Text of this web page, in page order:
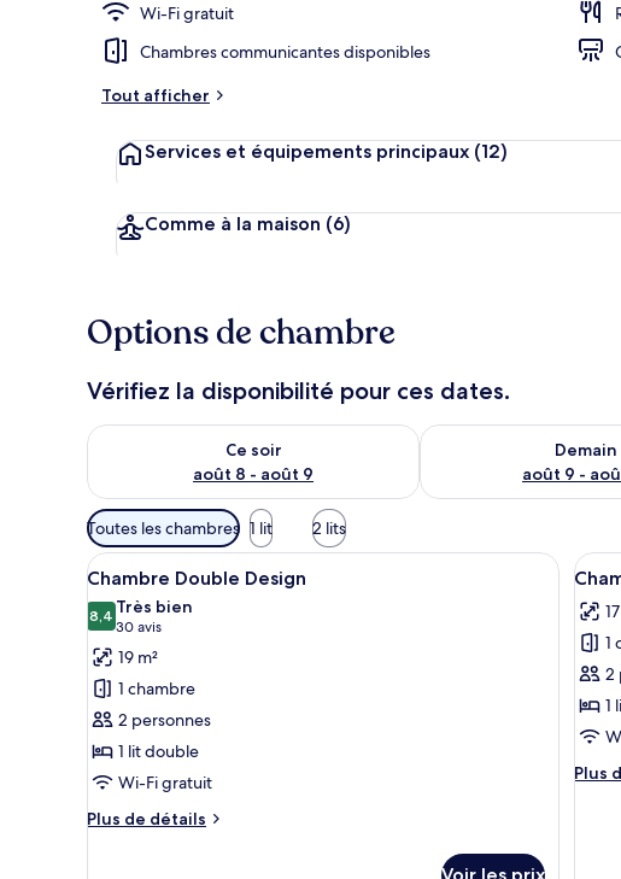
Wi-Fi gratuit
Chambres communicantes disponibles
Tout afficher
Services et équipements principaux (12)
Comme à la maison (6)
Options de chambre
Vérifiez la disponibilité pour ces dates.
Ce soir
août 8 - août 9
Vérifier la disponibilité pour ce soir août 8 - août 9
Demain
août 9 -
Vérifier la disponibilité
Filtres
disponibles
pour
les
chambres
Toutes les chambres 1 lit 2 lits
Afficher
toutes
les
photos
pour
ce
type
de
chambre :
Chambre
7
Chambre Double Design
8,48,4 sur 10
Très bien
30 avis
(30 avis)
19 m²
1 chambre
2 personnes
1 lit double
Wi-Fi gratuit
Plus de détails
Plus
les
ce
type
5
1
2
1
Plus
Plus